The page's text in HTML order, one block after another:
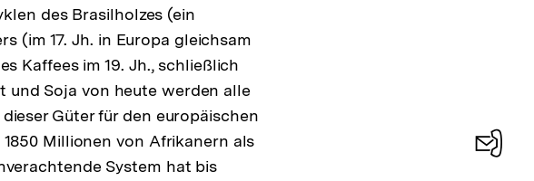
des Brasilholzes (ein
(im 17. Jh. in Europa gleichsam
Kaffees im 19. Jh., schließlich
und Soja von heute werden alle
Güter für den europäischen
Millionen von Afrikanern als
System hat bis